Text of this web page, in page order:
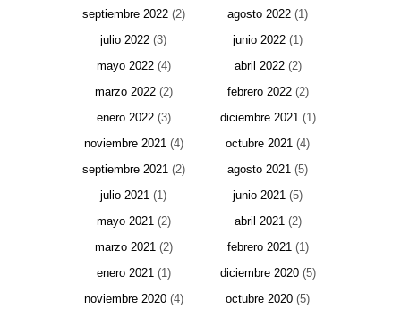
septiembre 2022(2) agosto 2022 (1)
julio 2022 (3) junio 2022 (1)
mayo 2022(4) abril 2022(2)
marzo 2022(2) febrero 2022(2)
enero 2022(3) diciembre 2021(1)
noviembre 2021(4) octubre 2021 (4)
septiembre 2021(2) agosto 2021 (5)
julio 2021 (1) junio 2021 (5)
mayo 2021(2) abril 2021(2)
marzo 2021(2) febrero 2021(1)
enero 2021(1) diciembre 2020(5)
noviembre 2020(4) octubre 2020 (5)